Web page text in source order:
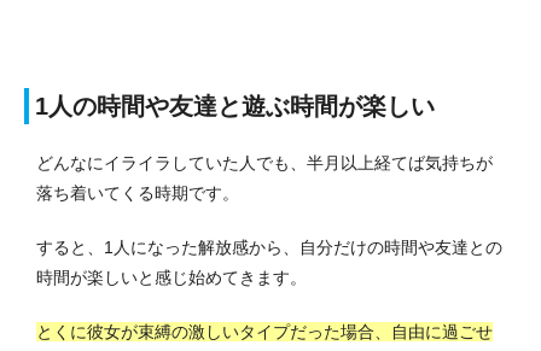
1人の時間や友達と遊ぶ時間が楽しい
どんなにイライラしていた人でも、半月以上経てば気持ちが
落ち着いてくる時期です。
すると、1人になった解放感から、自分だけの時間や友達との
時間が楽しいと感じ始めてきます。
とくに彼女が束縛の激しいタイプだった場合、自由に過ごせ